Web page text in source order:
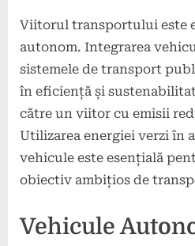
Posted
on
13
mai
2025
By
press
Viitorul transportului este
autonom. Integrarea
sistemele de transport
în eficiență și
către un viitor cu emisii
Utilizarea energiei verzi în
vehicule este esențială
obiectiv ambițios de
Vehicule